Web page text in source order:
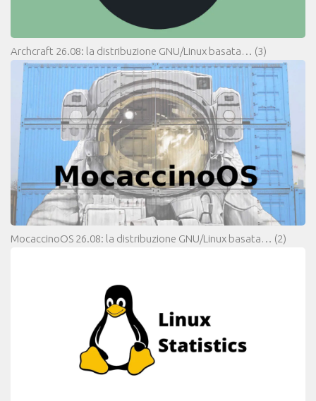
Archcraft 26.08: la distribuzione GNU/Linux basata… (3)
MocaccinoOS 26.08: la distribuzione GNU/Linux basata… (2)